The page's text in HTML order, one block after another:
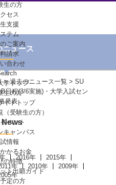
生の方
セス
支援
テム
ご案内
請求
合わせ
学トップ
生の方
イトトップ
（受験生の方）
ベント
キャンパス
情報
かるお金
の特徴
ト出願ガイド
定の方
ニュース
>過去のニュース一覧 > SU
日程(3/6実施)・大学入試セン
発表
News
2016年
2015年
年 2010年
2009年
年